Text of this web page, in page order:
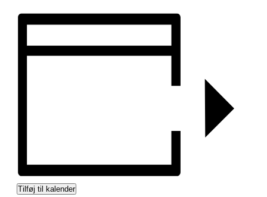
Tilføj til kalender